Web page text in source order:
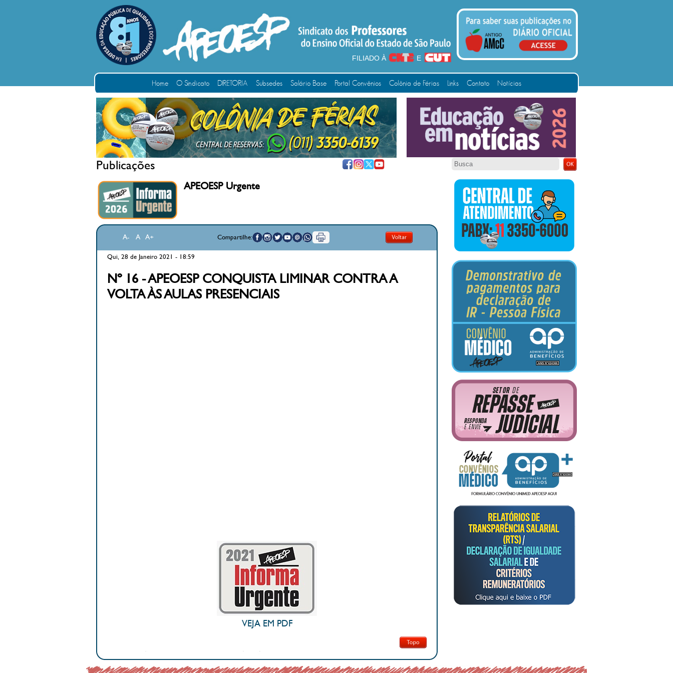
FILIADO À E
Home O Sindicato DIRETORIA Subsedes Salário Base Portal Convênios Colônia de Férias Links Contato Notícias
Publicações
APEOESP Urgente
A- A A+ Compartilhe:
Qui, 28 de Janeiro 2021 - 18:59
Nº 16 - APEOESP CONQUISTA LIMINAR CONTRA A
VOLTA ÀS AULAS PRESENCIAIS
VEJA EM PDF